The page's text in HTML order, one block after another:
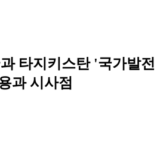
타지키스탄 '국가발전
과 시사점